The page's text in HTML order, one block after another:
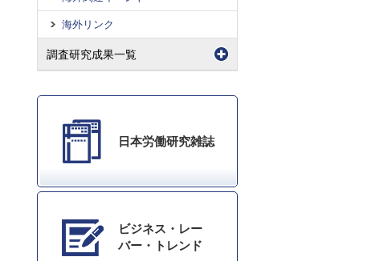
海外リンク
調査研究成果一覧
日本労働研究雑誌
ビジネス・レー
バー・トレンド